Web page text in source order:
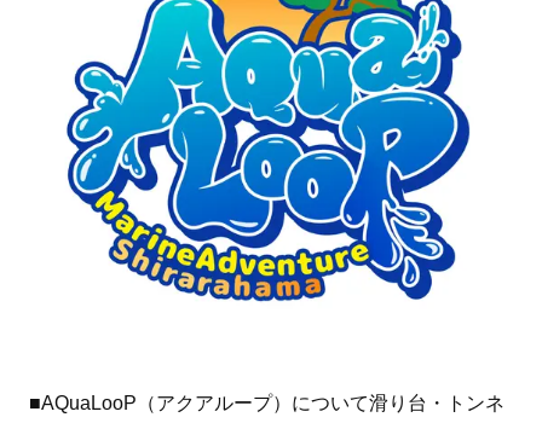
■AQuaLooP（アクアループ）について滑り台・トンネ